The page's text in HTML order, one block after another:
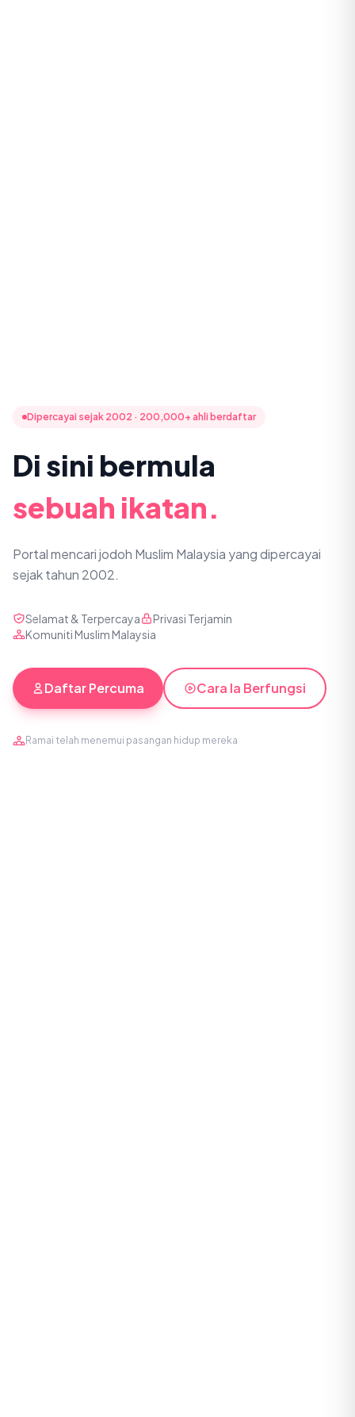
Dipercayai sejak 2002 · 200,000+ ahli berdaftar
Di sini bermula
sebuah ikatan.
Portal mencari jodoh Muslim Malaysia yang dipercayai
sejak tahun 2002.
Selamat & Terpercaya
Privasi Terjamin
Komuniti Muslim Malaysia
Daftar Percuma Cara Ia Berfungsi
Ramai telah menemui pasangan hidup mereka